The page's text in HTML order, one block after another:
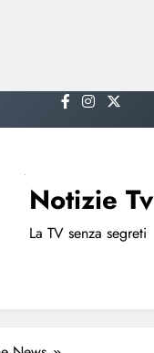
Notizie Tv
La TV senza segreti